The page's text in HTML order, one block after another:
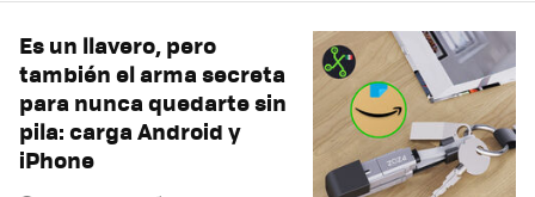
Es un llavero, pero
también el arma secreta
para nunca quedarte sin
pila: carga Android y
iPhone